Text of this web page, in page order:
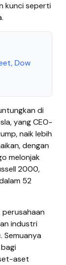
kunci seperti
Dow
di
yang CEO-
naik lebih
dengan
melonjak
2000,
52
industri
Semuanya
aset